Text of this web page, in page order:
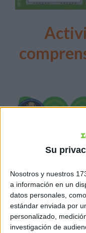
Su
Nosotros y nuestros
a información en un
datos personales,
estándar enviada por
personalizado,
investigación de